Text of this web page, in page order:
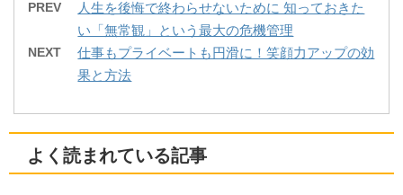
PREV
人生を後悔で終わらせないために 知っておきた
い「無常観」という最大の危機管理
NEXT
仕事もプライベートも円滑に！笑顔力アップの効
果と方法
よく読まれている記事